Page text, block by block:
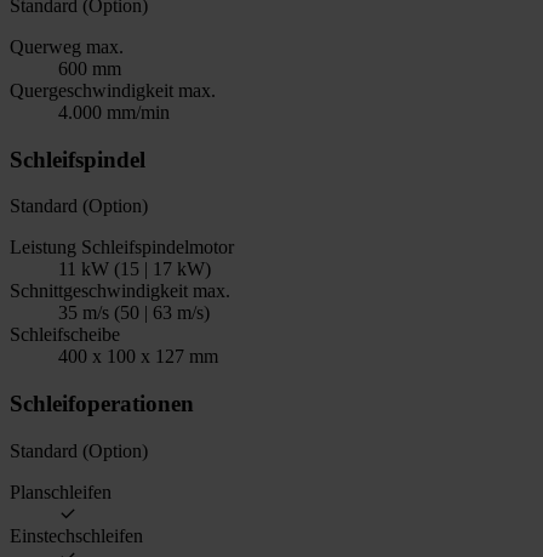
Standard (Option)
Querweg max.
600 mm
Quergeschwindigkeit max.
4.000 mm/min
Schleifspindel
Standard (Option)
Leistung Schleifspindelmotor
11 kW (15 | 17 kW)
Schnittgeschwindigkeit max.
35 m/s (50 | 63 m/s)
Schleifscheibe
400 x 100 x 127 mm
Schleifoperationen
Standard (Option)
Planschleifen
Einstechschleifen